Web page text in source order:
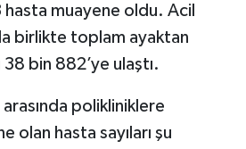
muayene oldu. Acil
birlikte toplam ayaktan
38 bin 882’ye ulaştı.
polikliniklere
olan hasta sayıları şu